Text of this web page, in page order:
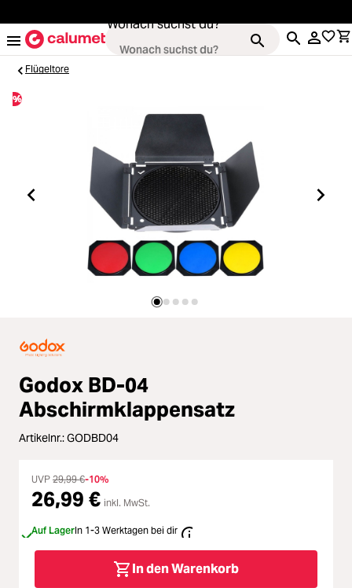
Wonach suchst du?
Objektive
Loading...Video & Drohnen
Stative & Gimbals
Loading...Zubehör
Loading...
Licht & Studio
Loading...
Bildbearbeitung
Loading...
Ferngläser
Loading...
Second Hand
Flügeltore
%
Godox BD-04
Abschirmklappensatz
Artikelnr.:GODBD04
UVP 29,99 €-10%
26,99 € inkl. MwSt.
Auf LagerIn 1-3 Werktagen bei dir
In den Warenkorb